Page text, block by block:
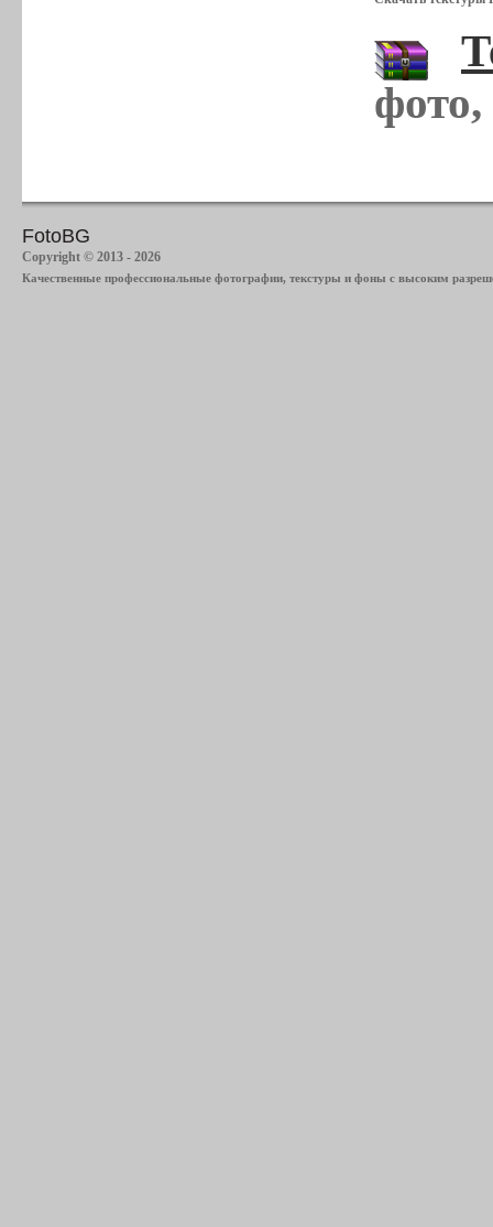
FotoBG
Copyright © 2013 - 2026
Качественные профессиональные фотографии, текстуры и фоны с высоким